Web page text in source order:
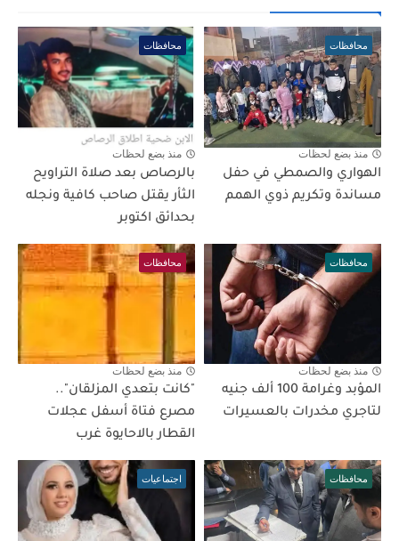
محافظات
منذ بضع لحظات
الهواري والصمطي في حفل
مساندة وتكريم ذوي الهمم
محافظات
منذ بضع لحظات
بالرصاص بعد صلاة التراويح
الثأر يقتل صاحب كافية ونجله
بحدائق اكتوبر
محافظات
منذ بضع لحظات
المؤبد وغرامة 100 ألف جنيه
لتاجري مخدرات بالعسيرات
محافظات
منذ بضع لحظات
"كانت بتعدي المزلقان"..
مصرع فتاة أسفل عجلات
القطار بالاحايوة غرب
محافظات اجتماعيات